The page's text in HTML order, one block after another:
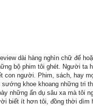
dài hàng nghìn chữ để
bộ phim tôi ghét. Người ta
con người. Phim, sách, hay
khoe khoang những tri
những ẩn dụ sâu xa mà tôi
biết ít hơn tôi, đồng thời dìm